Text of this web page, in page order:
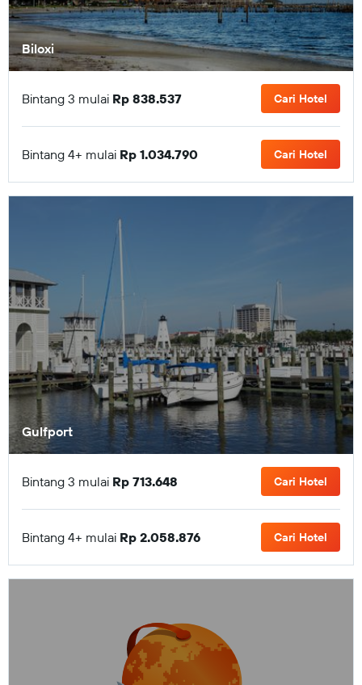
Biloxi
Bintang 3 mulai Rp 838.537 Cari Hotel
Bintang 4+ mulai Rp 1.034.790 Cari Hotel
Gulfport
Bintang 3 mulai Rp 713.648 Cari Hotel
Bintang 4+ mulai Rp 2.058.876 Cari Hotel